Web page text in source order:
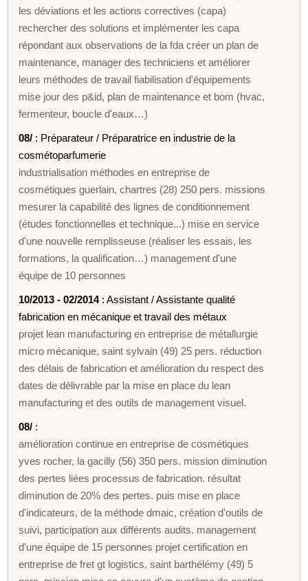
les déviations et les actions correctives (capa)
rechercher des solutions et implémenter les capa
répondant aux observations de la fda créer un plan de
maintenance, manager des techniciens et améliorer
leurs méthodes de travail fiabilisation d'équipements
mise jour des p&id, plan de maintenance et bom (hvac,
fermenteur, boucle d'eaux…)
08/ : Préparateur / Préparatrice en industrie de la
cosmétoparfumerie
industrialisation méthodes en entreprise de
cosmétiques guerlain, chartres (28) 250 pers. missions
mesurer la capabilité des lignes de conditionnement
(études fonctionnelles et technique...) mise en service
d'une nouvelle remplisseuse (réaliser les essais, les
formations, la qualification…) management d'une
équipe de 10 personnes
10/2013 - 02/2014: Assistant / Assistante qualité
fabrication en mécanique et travail des métaux
projet lean manufacturing en entreprise de métallurgie
micro mécanique, saint sylvain (49) 25 pers. réduction
des délais de fabrication et amélioration du respect des
dates de délivrable par la mise en place du lean
manufacturing et des outils de management visuel.
08/ :
amélioration continue en entreprise de cosmétiques
yves rocher, la gacilly (56) 350 pers. mission diminution
des pertes liées processus de fabrication. résultat
diminution de 20% des pertes. puis mise en place
d'indicateurs, de la méthode dmaic, création d'outils de
suivi, participation aux différents audits. management
d'une équipe de 15 personnes projet certification en
entreprise de fret gt logistics, saint barthélémy (49) 5